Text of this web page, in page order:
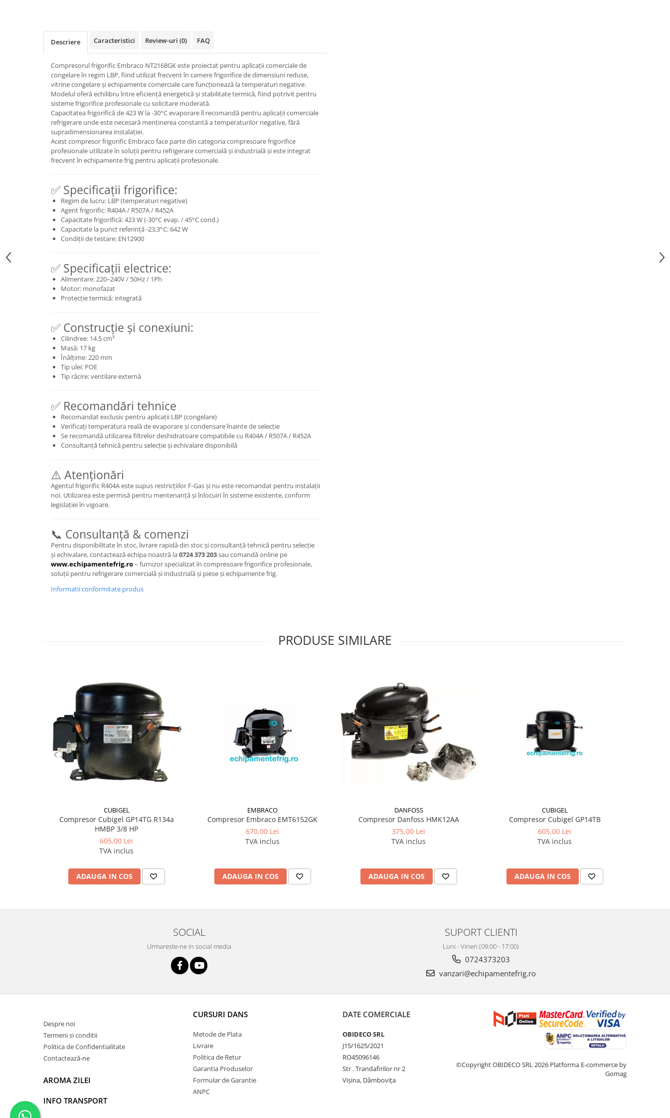
Descriere Caracteristici Review-uri (0) FAQ
Compresorul frigorific Embraco NT2168GK este proiectat pentru aplicații comerciale de
congelare în regim LBP, fiind utilizat frecvent în camere frigorifice de dimensiuni reduse,
vitrine congelare și echipamente comerciale care funcționează la temperaturi negative.
Modelul oferă echilibru între eficiență energetică și stabilitate termică, fiind potrivit pentru
sisteme frigorifice profesionale cu solicitare moderată.
Capacitatea frigorifică de 423 W la -30°C evaporare îl recomandă pentru aplicații comerciale
refrigerare unde este necesară menținerea constantă a temperaturilor negative, fără
supradimensionarea instalației.
Acest compresor frigorific Embraco face parte din categoria compresoare frigorifice
profesionale utilizate în soluții pentru refrigerare comercială și industrială și este integrat
frecvent în echipamente frig pentru aplicații profesionale.
✅ Specificații frigorifice:
Regim de lucru: LBP (temperaturi negative)
Agent frigorific: R404A / R507A / R452A
Capacitate frigorifică: 423 W (-30°C evap. / 45°C cond.)
Capacitate la punct referință -23,3°C: 642 W
Condiții de testare: EN12900
✅ Specificații electrice:
Alimentare: 220–240V / 50Hz / 1Ph
Motor: monofazat
Protecție termică: integrată
✅ Construcție și conexiuni:
Cilindree: 14.5 cm³
Masă: 17 kg
Înălțime: 220 mm
Tip ulei: POE
Tip răcire: ventilare externă
✅ Recomandări tehnice
Recomandat exclusiv pentru aplicații LBP (congelare)
Verificați temperatura reală de evaporare și condensare înainte de selecție
Se recomandă utilizarea filtrelor deshidratoare compatibile cu R404A / R507A / R452A
Consultanță tehnică pentru selecție și echivalare disponibilă
⚠️ Atenționări
Agentul frigorific R404A este supus restricțiilor F-Gas și nu este recomandat pentru instalații
noi. Utilizarea este permisă pentru mentenanță și înlocuiri în sisteme existente, conform
legislației în vigoare.
📞 Consultanță & comenzi
Pentru disponibilitate în stoc, livrare rapidă din stoc și consultanță tehnică pentru selecție
și echivalare, contactează echipa noastră la0724 373 203sau comandă online pe
www.echipamentefrig.ro– furnizor specializat în compresoare frigorifice profesionale,
soluții pentru refrigerare comercială și industrială și piese și echipamente frig.
Informatii conformitate produs
PRODUSE SIMILARE
CUBIGEL
Compresor Cubigel GP14TG R134a
HMBP 3/8 HP
605,00 Lei
TVA inclus
ADAUGA IN COS
EMBRACO
Compresor Embraco EMT6152GK
670,00 Lei
TVA inclus
ADAUGA IN COS
DANFOSS
Compresor Danfoss HMK12AA
375,00 Lei
TVA inclus
ADAUGA IN COS
CUBIGEL
Compresor Cubigel GP14TB
605,00 Lei
TVA inclus
ADAUGA IN COS
SOCIAL
Urmareste-ne in social media
SUPORT CLIENTI
Luni - Vineri (09:00 - 17:00)
0724373203
vanzari@echipamentefrig.ro
Despre noi
Termeni si conditii
Politica de Confidentialitate
Contactează-ne
AROMA ZILEI
INFO TRANSPORT
CURSURI DANS
Metode de Plata
Livrare
Politica de Retur
Garantia Produselor
Formular de Garantie
ANPC
DATE COMERCIALE
OBIDECO SRL
J15/1625/2021
RO45096146
Str . Trandafirilor nr 2
Vișina, Dâmbovița
©Copyright OBIDECO SRL 2026 Platforma E-commerce by
Gomag